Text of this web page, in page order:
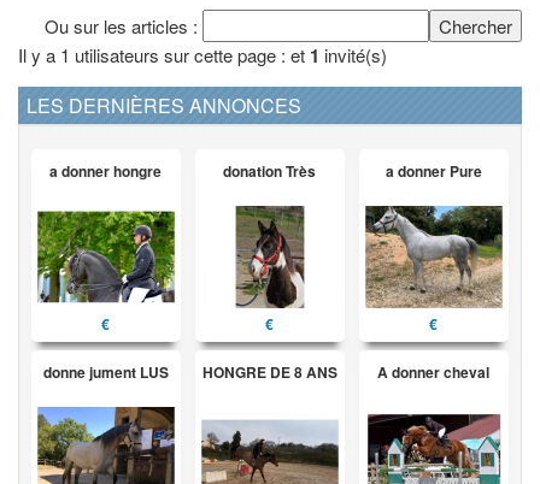
Ou sur les articles :
Il y a 1 utilisateurs sur cette page : et 1 invité(s)
LES DERNIÈRES ANNONCES
a donner hongre
€
donation Très
€
a donner Pure
€
donne jument LUS HONGRE DE 8 ANS A donner cheval